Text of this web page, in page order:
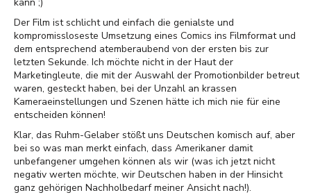
Der Film ist schlicht und einfach die genialste und
kompromissloseste Umsetzung eines Comics ins Filmformat und
dem entsprechend atemberaubend von der ersten bis zur
letzten Sekunde. Ich möchte nicht in der Haut der
Marketingleute, die mit der Auswahl der Promotionbilder betreut
waren, gesteckt haben, bei der Unzahl an krassen
Kameraeinstellungen und Szenen hätte ich mich nie für eine
entscheiden können!
Klar, das Ruhm-Gelaber stößt uns Deutschen komisch auf, aber
bei so was man merkt einfach, dass Amerikaner damit
unbefangener umgehen können als wir (was ich jetzt nicht
negativ werten möchte, wir Deutschen haben in der Hinsicht
ganz gehörigen Nachholbedarf meiner Ansicht nach!).